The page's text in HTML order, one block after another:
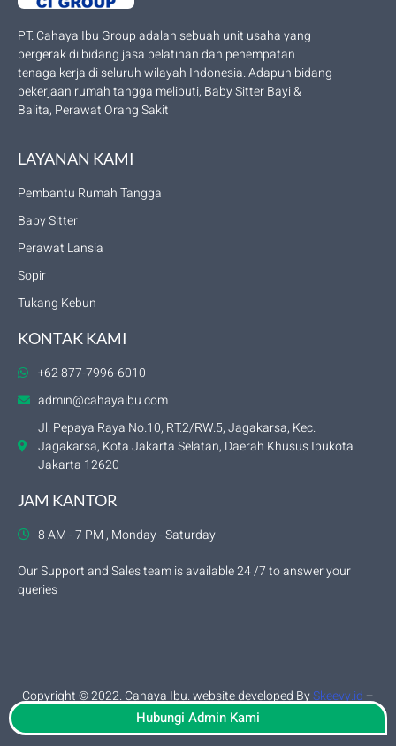
PT. Cahaya Ibu Group adalah sebuah unit usaha yang
bergerak di bidang jasa pelatihan dan penempatan
tenaga kerja di seluruh wilayah Indonesia. Adapun bidang
pekerjaan rumah tangga meliputi, Baby Sitter Bayi &
Balita, Perawat Orang Sakit
LAYANAN KAMI
Pembantu Rumah Tangga
Baby Sitter
Perawat Lansia
Sopir
Tukang Kebun
KONTAK KAMI
+62 877-7996-6010
admin@cahayaibu.com
Jl. Pepaya Raya No.10, RT.2/RW.5, Jagakarsa, Kec.
Jagakarsa, Kota Jakarta Selatan, Daerah Khusus Ibukota
Jakarta 12620
JAM KANTOR
8 AM - 7 PM , Monday - Saturday
Our Support and Sales team is available 24 /7 to answer your
queries
Copyright © 2022. Cahaya Ibu. website developed BySkeevy.id–
privacy policy
Hubungi Admin Kami